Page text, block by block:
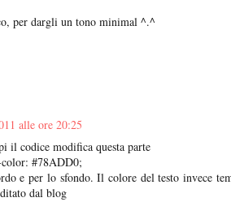
per dargli un tono minimal ^.^
alle ore 20:25
il codice modifica questa parte
#78ADD0;
e per lo sfondo. Il colore del testo invece
dal blog